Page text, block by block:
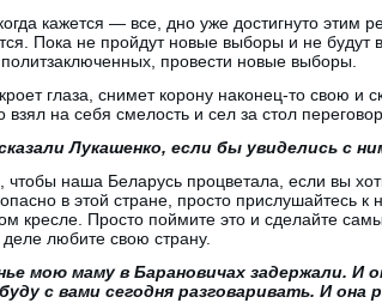
кажется — все, дно уже достигнуто
Пока не пройдут новые выборы и не
провести новые выборы.
глаза, снимет корону наконец-то свою
на себя смелость и сел за стол
Лукашенко, если бы увиделись с
чтобы наша Беларусь процветала, если вы
в этой стране, просто прислушайтесь
кресле. Просто поймите это и сделайте
любите свою страну.
мою маму в Барановичах задержали. И
с вами сегодня разговаривать. И